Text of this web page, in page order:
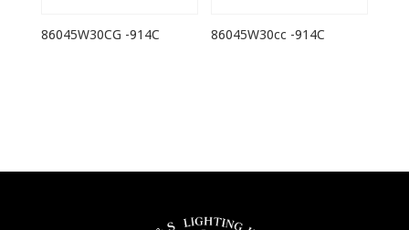
86045W30CG -914C 86045W30cc -914C